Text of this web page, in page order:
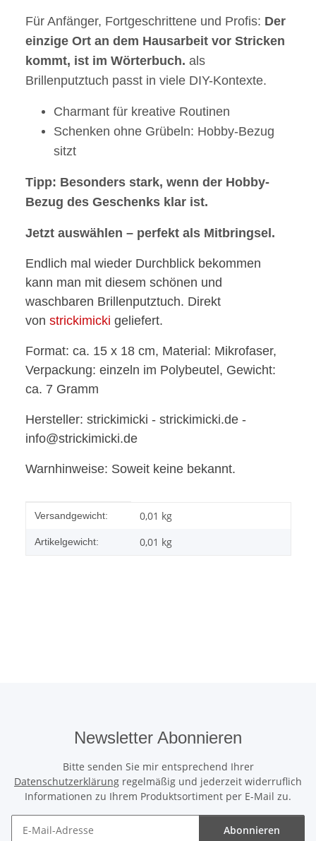
Für Anfänger, Fortgeschrittene und Profis: Der
einzige Ort an dem Hausarbeit vor Stricken
kommt, ist im Wörterbuch. als
Brillenputztuch passt in viele DIY-Kontexte.
Charmant für kreative Routinen
Schenken ohne Grübeln: Hobby-Bezug
sitzt
Tipp: Besonders stark, wenn der Hobby-
Bezug des Geschenks klar ist.
Jetzt auswählen – perfekt als Mitbringsel.
Endlich mal wieder Durchblick bekommen
kann man mit diesem schönen und
waschbaren Brillenputztuch. Direkt
von strickimicki geliefert.
Format: ca. 15 x 18 cm, Material: Mikrofaser,
Verpackung: einzeln im Polybeutel, Gewicht:
ca. 7 Gramm
Hersteller: strickimicki - strickimicki.de -
info@strickimicki.de
Warnhinweise: Soweit keine bekannt.
Produkteigenschaft
Wert
Versandgewicht: 0,01 kg
Artikelgewicht: 0,01 kg
Newsletter Abonnieren
Bitte senden Sie mir entsprechend Ihrer
Datenschutzerklärung regelmäßig und jederzeit widerruflich
Informationen zu Ihrem Produktsortiment per E-Mail zu.
Abonnieren